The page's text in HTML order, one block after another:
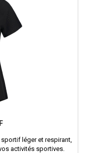
léger et respirant,
activités sportives.